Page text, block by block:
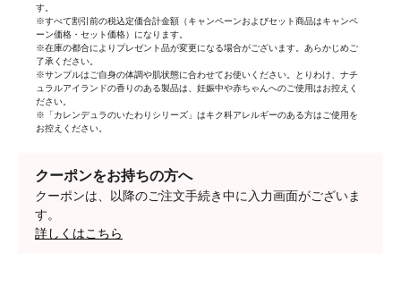
す。
※すべて割引前の税込定価合計金額（キャンペーンおよびセット商品はキャンペ
ーン価格・セット価格）になります。
※在庫の都合によりプレゼント品が変更になる場合がございます。あらかじめご
了承ください。
※サンプルはご自身の体調や肌状態に合わせてお使いください。とりわけ、ナチ
ュラルアイランドの香りのある製品は、妊娠中や赤ちゃんへのご使用はお控えく
ださい。
※「カレンデュラのいたわりシリーズ」はキク科アレルギーのある方はご使用を
お控えください。
クーポンをお持ちの方へ
クーポンは、以降のご注文手続き中に入力画面がございま
す。
詳しくはこちら